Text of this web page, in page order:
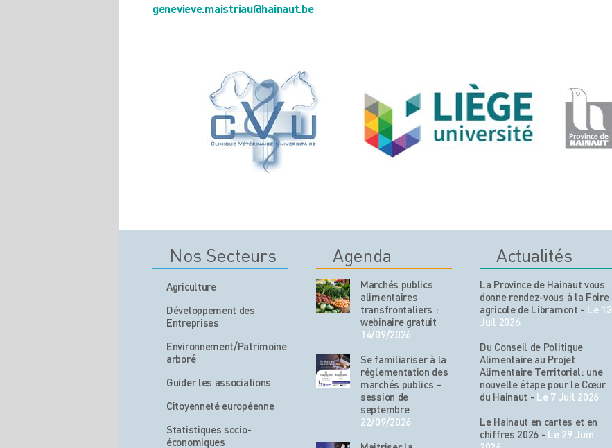
genevieve.maistriau@hainaut.be
Nos Secteurs
Agriculture
Développement des
Entreprises
Environnement/Patrimoine
arboré
Guider les associations
Citoyenneté européenne
Statistiques socio-
économiques
Agenda
Marchés publics
alimentaires
transfrontaliers :
webinaire gratuit
14/09/2026
Se familiariser à la
réglementation des
marchés publics –
session de
septembre
22/09/2026
Actualités
La Province de Hainaut vous
donne rendez-vous à la Foire
agricole de Libramont - Le 13
Juil 2026
Du Conseil de Politique
Alimentaire au Projet
Alimentaire Territorial: une
nouvelle étape pour le Cœur
du Hainaut - Le 7 Juil 2026
Le Hainaut en cartes et en
chiffres 2026 - Le 29 Juin